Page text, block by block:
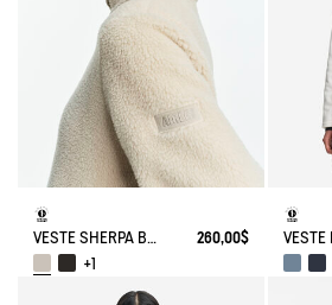
VESTE SHERPA BOUTONNÉE DETAILS NYLONS
260,00$
+1